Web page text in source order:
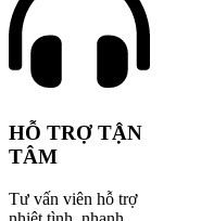
HỖ TRỢ TẬN
TÂM
Tư vấn viên hỗ trợ